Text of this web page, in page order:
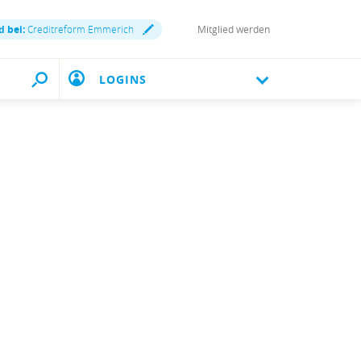
bei:Creditreform Emmerich Mitglied werden
LOGINS